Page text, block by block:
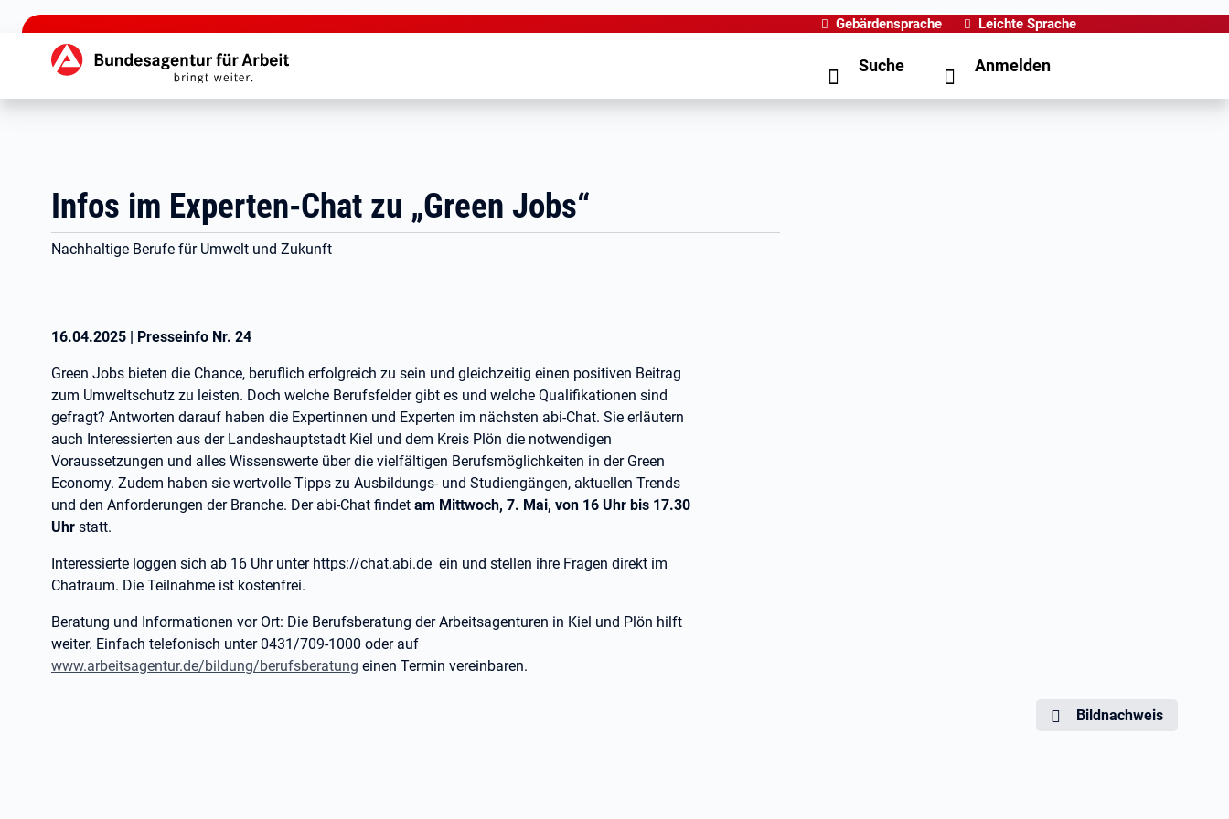
zu den Hauptinhalten springen
Gebärdensprache Leichte Sprache
Hauptnavigation Suche Anmelden
Infos im Experten-Chat zu „Green Jobs“
Nachhaltige Berufe für Umwelt und Zukunft
16.04.2025 | Presseinfo Nr. 24
Green Jobs bieten die Chance, beruflich erfolgreich zu sein und gleichzeitig einen positiven Beitrag
zum Umweltschutz zu leisten. Doch welche Berufsfelder gibt es und welche Qualifikationen sind
gefragt? Antworten darauf haben die Expertinnen und Experten im nächsten abi-Chat. Sie erläutern
auch Interessierten aus der Landeshauptstadt Kiel und dem Kreis Plön die notwendigen
Voraussetzungen und alles Wissenswerte über die vielfältigen Berufsmöglichkeiten in der Green
Economy. Zudem haben sie wertvolle Tipps zu Ausbildungs- und Studiengängen, aktuellen Trends
und den Anforderungen der Branche. Der abi-Chat findet am Mittwoch, 7. Mai, von 16 Uhr bis 17.30
Uhr statt.
Interessierte loggen sich ab 16 Uhr unter https://chat.abi.de ein und stellen ihre Fragen direkt im
Chatraum. Die Teilnahme ist kostenfrei.
Beratung und Informationen vor Ort: Die Berufsberatung der Arbeitsagenturen in Kiel und Plön hilft
weiter. Einfach telefonisch unter 0431/709-1000 oder auf
www.arbeitsagentur.de/bildung/berufsberatung einen Termin vereinbaren.
Bildnachweis